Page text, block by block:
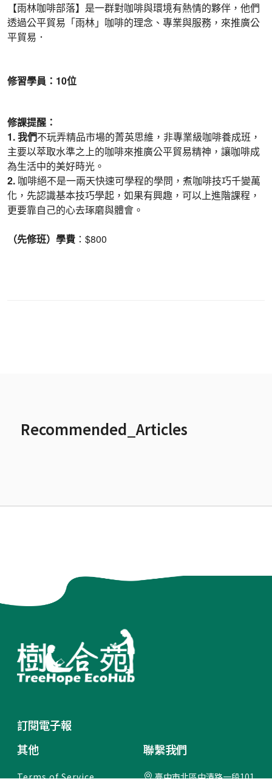
【雨林咖啡部落】是一群對咖啡與環境有熱情的夥伴，他們
透過公平貿易「雨林」咖啡的理念、專業與服務，來推廣公
平貿易．
修習學員： 10位
修課提醒：
1. 我們不玩弄精品市場的菁英思維，非專業級咖啡養成班，
主要以萃取水準之上的咖啡來推廣公平貿易精神，讓咖啡成
為生活中的美好時光。
2. 咖啡絕不是一兩天快速可學程的學問，煮咖啡技巧千變萬
化，先認識基本技巧學起，如果有興趣，可以上進階課程，
更要靠自己的心去琢磨與體會。
（先修班）學費 ：$800
Recommended_Articles
訂閱電子報
其他
聯繫我們